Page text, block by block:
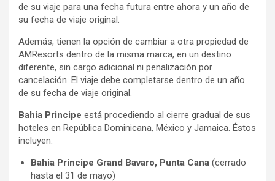
de su viaje para una fecha futura entre ahora y un año de
su fecha de viaje original.
Además, tienen la opción de cambiar a otra propiedad de
AMResorts dentro de la misma marca, en un destino
diferente, sin cargo adicional ni penalización por
cancelación. El viaje debe completarse dentro de un año
de su fecha de viaje original.
Bahia Principe está procediendo al cierre gradual de sus
hoteles en República Dominicana, México y Jamaica. Éstos
incluyen:
Bahia Principe Grand Bavaro, Punta Cana (cerrado
hasta el 31 de mayo)